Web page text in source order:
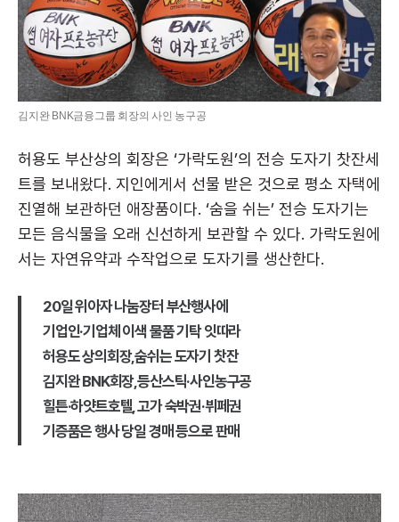
김지완 BNK금융그룹 회장의 사인 농구공
허용도 부산상의 회장은 ‘가락도원’의 전승 도자기 찻잔세
트를 보내왔다. 지인에게서 선물 받은 것으로 평소 자택에
진열해 보관하던 애장품이다. ‘숨을 쉬는’ 전승 도자기는
모든 음식물을 오래 신선하게 보관할 수 있다. 가락도원에
서는 자연유약과 수작업으로 도자기를 생산한다.
20일 위아자 나눔장터 부산행사에
기업인·기업체 이색 물품 기탁 잇따라
허용도 상의회장,숨쉬는 도자기 찻잔
김지완 BNK회장,등산스틱·사인농구공
힐튼·하얏트호텔, 고가 숙박권·뷔페권
기증품은 행사 당일 경매 등으로 판매